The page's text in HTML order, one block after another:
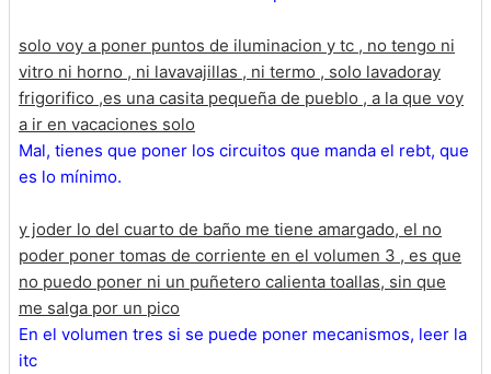
solo voy a poner puntos de iluminacion y tc , no tengo ni
vitro ni horno , ni lavavajillas , ni termo , solo lavadoray
frigorifico ,es una casita pequeña de pueblo , a la que voy
a ir en vacaciones solo
Mal, tienes que poner los circuitos que manda el rebt, que
es lo mínimo.
y joder lo del cuarto de baño me tiene amargado, el no
poder poner tomas de corriente en el volumen 3 , es que
no puedo poner ni un puñetero calienta toallas, sin que
me salga por un pico
En el volumen tres si se puede poner mecanismos, leer la
itc